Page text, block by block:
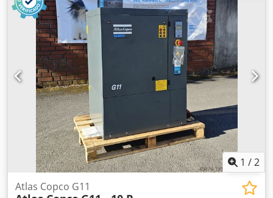
1 /2
Atlas Copco G11